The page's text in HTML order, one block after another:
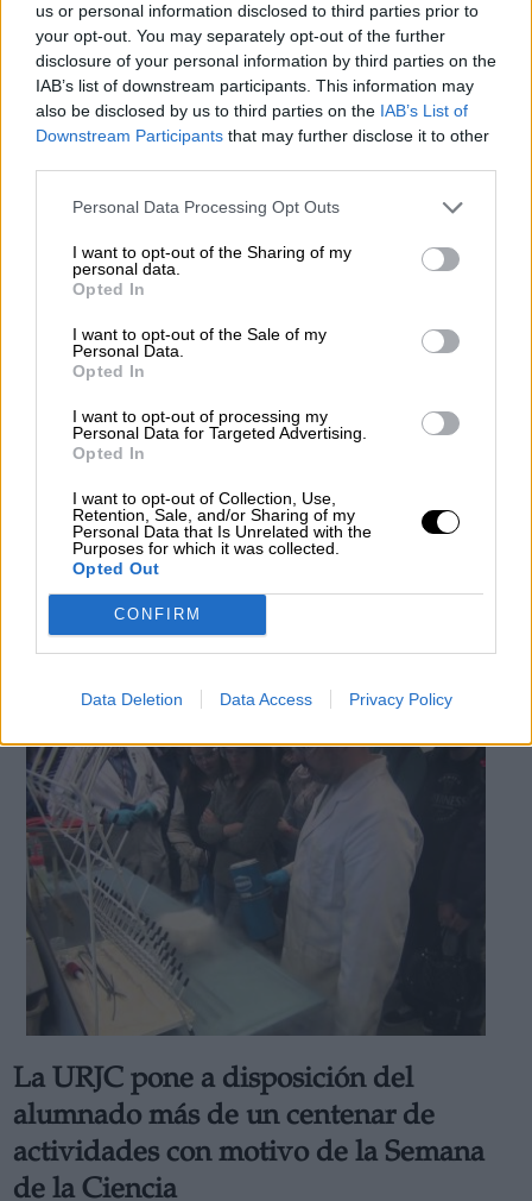
us or personal information disclosed to third parties prior to
your opt-out. You may separately opt-out of the further
disclosure of your personal information by third parties on the
IAB’s list of downstream participants. This information may
also be disclosed by us to third parties on the IAB’s List of
Downstream Participants that may further disclose it to other
Personal Data Processing Opt Outs
I want to opt-out of the Sharing of my
personal data.
Opted In
I want to opt-out of the Sale of my
Personal Data.
Opted In
I want to opt-out of processing my
Personal Data for Targeted Advertising.
Opted In
I want to opt-out of Collection, Use,
Retention, Sale, and/or Sharing of my
Personal Data that Is Unrelated with the
Purposes for which it was collected.
Opted Out
CONFIRM
Data Deletion Data Access Privacy Policy
Arsuaga o el "youtuber" José Luis
Crespo
Más artículos de este autor
martes, 27 de agosto de 2019
Pedro Duque entrega los diplomas a 24
estudiantes que realizan una estancia
en el CERN
Cecilia G. Balonga
Más artículos de este autor
La URJC pone a disposición del
alumnado más de un centenar de
actividades con motivo de la Semana
de la Ciencia